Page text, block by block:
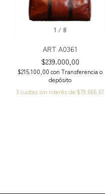
1 / 8
ART A0361
$239.000,00
$215.100,00 con Transferencia o
depósito
3 cuotas sin interés de $79.666,67